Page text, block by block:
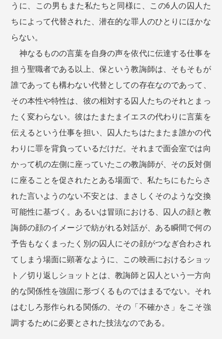
うに、この男もまた私たちと同様に、この6人の囚人た
ちによって代替された、潜在的な罪人のひとりにほかな
らない。
神なるものの言葉を自身の声を依代に伝達する仕事を
担う聖職者である以上、保という教誨師は、そもそもが
誰であっても構わない代替としての存在なのであって、
その本性や特性は、彼の相対する囚人たちのそれとまっ
たく変わらない。彼はたまたまイエスの代わりに言葉を
伝えるという仕事を担い、囚人たちはたまたま誰かの代
わりに罪を背負っているだけだ。それまで面会室では向
かって机の左側に座っていたこの教誨師が、その反対側
に座ることを促されたとある場面で、私たちにもたらさ
れた言いようのない不安とは、まさしくそのような交換
可能性に基づく。あるいは冒頭における、囚人の顔と教
誨師の顔のイメージで紡がれる対話が、ある瞬間で何の
予告もなくまったく別の囚人にその顔がつなぎ合わされ
てしまう場面に顕著なように、この映画におけるショッ
ト／切り返しショットとは、教誨師と囚人という一方向
的な関係性を強固に形づくるものではまるでない。それ
はむしろ形作られる関係の、その「不確かさ」をこそ強
調するために必要とされた技法なのである。